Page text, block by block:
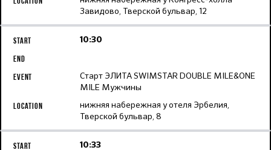
Завидово, Тверской бульвар, 12
10:30
Старт ЭЛИТА SWIMSTAR DOUBLE MILE&ONE
MILE Мужчины
нижняя набережная у отеля Эрбелия,
Тверской бульвар, 8
10:33